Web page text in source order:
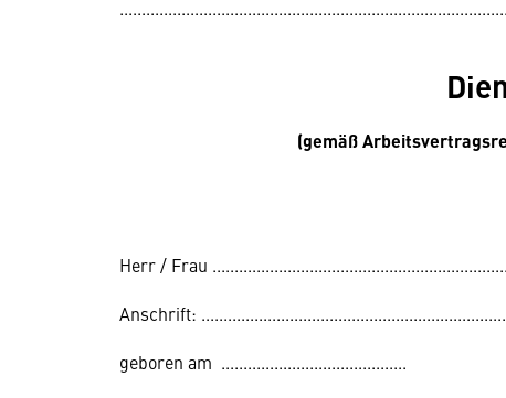
(gemäß
Herr / Frau
Anschrift:
geboren am ..........................................